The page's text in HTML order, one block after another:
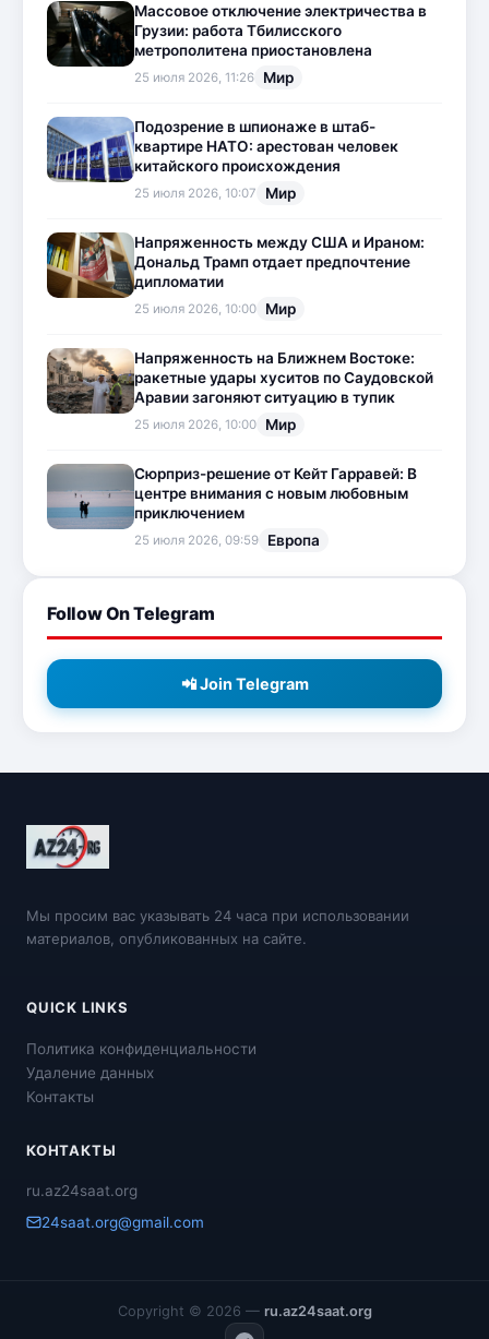
Массовое отключение электричества в
Грузии: работа Тбилисского
метрополитена приостановлена
25 июля 2026, 11:26 Мир
Подозрение в шпионаже в штаб-
квартире НАТО: арестован человек
китайского происхождения
25 июля 2026, 10:07 Мир
Напряженность между США и Ираном:
Дональд Трамп отдает предпочтение
дипломатии
25 июля 2026, 10:00 Мир
Напряженность на Ближнем Востоке:
ракетные удары хуситов по Саудовской
Аравии загоняют ситуацию в тупик
25 июля 2026, 10:00 Мир
Сюрприз-решение от Кейт Гарравей: В
центре внимания с новым любовным
приключением
25 июля 2026, 09:59 Европа
Follow On Telegram
📲 Join Telegram
Мы просим вас указывать 24 часа при использовании
материалов, опубликованных на сайте.
QUICK LINKS
Политика конфиденциальности
Удаление данных
Контакты
КОНТАКТЫ
ru.az24saat.org
24saat.org@gmail.com
Copyright © 2026 — ru.az24saat.org